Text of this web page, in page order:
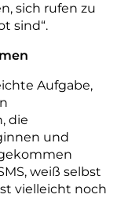
sich rufen zu
sind“.
Aufgabe,
die
und
weiß selbst
vielleicht noch